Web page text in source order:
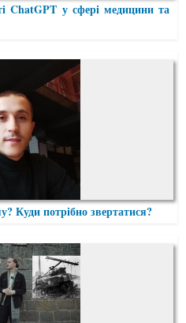
ChatGPT у сфері медицини та
Куди потрібно звертатися?